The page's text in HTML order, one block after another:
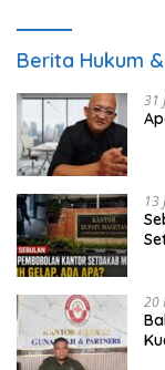
Berita Hukum
31
13
20